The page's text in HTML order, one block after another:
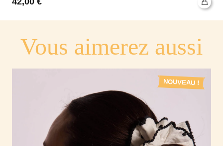
Vous aimerez aussi
NOUVEAU !